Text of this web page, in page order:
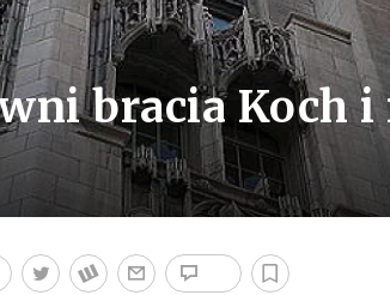
bracia Koch i